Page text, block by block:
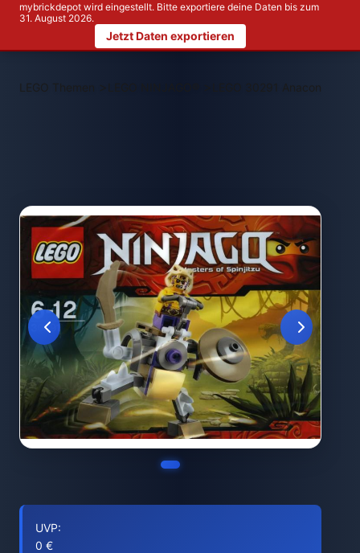
mybrickdepot wird eingestellt. Bitte exportiere deine Daten bis zum
31. August 2026.
Jetzt Daten exportieren
LEGO Themen > LEGO 30291 Anacondrai
UVP:
0 €